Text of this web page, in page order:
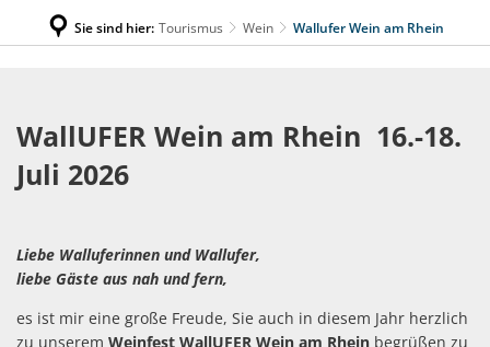
Sie sind hier: Tourismus Wein Wallufer Wein am Rhein
Wein
am
Rhein
WallUFER Wein am Rhein 16.-18.
Juli 2026
Liebe Walluferinnen und Wallufer,
liebe Gäste aus nah und fern,
es ist mir eine große Freude, Sie auch in diesem Jahr herzlich
zu unserem Weinfest WallUFER Wein am Rhein begrüßen zu